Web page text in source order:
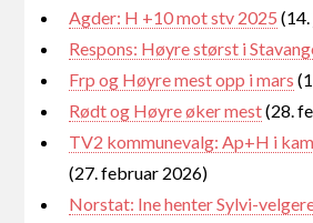
Agder: H +10 mot stv 2025
Respons: Høyre størst i
Frp og Høyre mest opp i mars
Rødt og Høyre øker mest(28.
TV2 kommunevalg: Ap+H i
(27. februar 2026)
Norstat: Ine henter Sylvi-